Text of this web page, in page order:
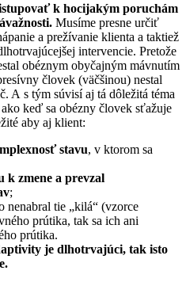
k hocijakým poruchám
Musíme presne určiť
a prežívanie klienta a taktiež
intervencie. Pretože
obéznym obyčajným mávnutím
človek (väčšinou) nestal
A s tým súvisí aj tá dôležitá téma
keď sa obézny človek sťažuje
aby aj klient:
stavu, v ktorom sa
k zmene a prevzal
;
nenabral tie „kilá“ (vzorce
prútika, tak sa ich ani
prútika.
je dlhotrvajúci, tak isto